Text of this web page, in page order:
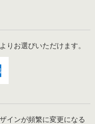
りお選びいただけます。
インが頻繁に変更になる